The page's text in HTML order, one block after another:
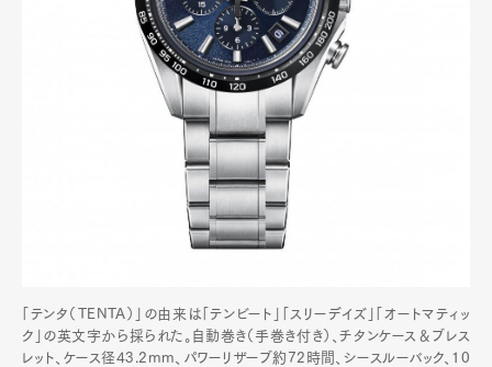
「テンタ（TENTA）」の由来は「テンビート」「スリーデイズ」「オートマティッ
ク」の英文字から採られた。自動巻き（手巻き付き）、チタンケース＆ブレス
レット、ケース径43.2mm、パワーリザーブ約72時間、シースルーバック、10